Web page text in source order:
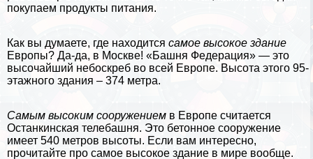
покупаем продукты питания.
Как вы думаете, где находится самое высокое здание
Европы? Да-да, в Москве! «Башня Федерация» — это
высочайший небоскреб во всей Европе. Высота этого 95-
этажного здания – 374 метра.
Самым высоким сооружением в Европе считается
Останкинская телeбашня. Это бетонное сооружение
имеет 540 метров высоты. Если вам интересно,
прочитайте про самое высокое здание в мире вообще.